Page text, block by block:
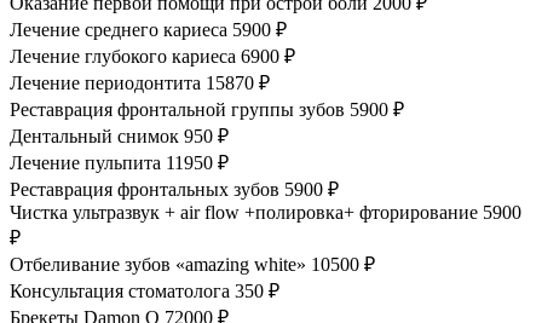
Лечение среднего кариеса 5900 ₽
Лечение глубокого кариеса 6900 ₽
Лечение периодонтита 15870 ₽
Реставрация фронтальной группы зубов 5900 ₽
Дентальный снимок 950 ₽
Лечение пульпита 11950 ₽
Реставрация фронтальных зубов 5900 ₽
Чистка ультразвук + air flow +полировка+ фторирование 5900
₽
Отбеливание зубов «amazing white» 10500 ₽
Консультация стоматолога 350 ₽
Брекеты Damon Q 72000 ₽